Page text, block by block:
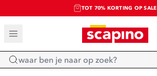
TOT 70% KORTING OP SALE
SALE: LAATSTE KANS!
SHOP NIEUW
Home